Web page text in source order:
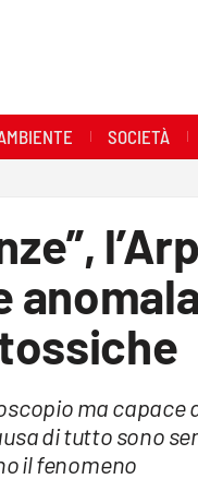
SOCIETÀ
ma capace
di tutto sono
il fenomeno